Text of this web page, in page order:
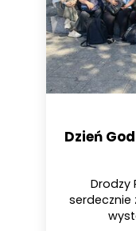
Dzień
Drodzy
serdecznie